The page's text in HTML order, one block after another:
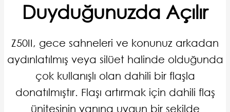
Duyduğunuzda Açılır
Z50II, gece sahneleri ve konunuz arkadan
aydınlatılmış veya silüet halinde olduğunda
çok kullanışlı olan dahili bir flaşla
donatılmıştır. Flaşı artırmak için dahili flaş
ünitesinin yanına uygun bir şekilde